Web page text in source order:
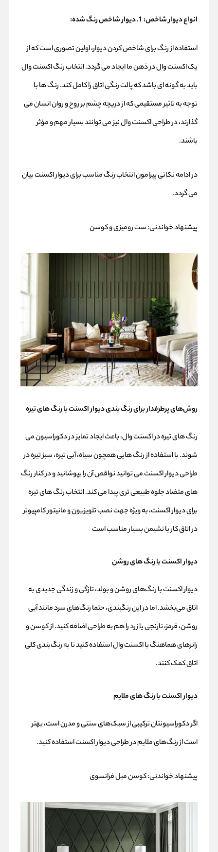
انواع دیوار شاخص:
استفاده از رنگ برای شاخص کردن دیوار، اولین تصوری است که از
یک اکسنت وال در ذهن ما ایجاد می گردد. انتخاب رنگ اکسنت وال
باید به گونه ای باشد که پالت رنگی اتاق را کامل کند. رنگ ها با
توجه به تاثیر مستقیمی که از دریچه چشم بر روح و روان انسان می
گذارند، در طراحی اکسنت وال نیز می توانند بسیار مهم و مؤثر
باشند.
در ادامه نکاتی پیرامون انتخاب رنگ مناسب برای دیوار اکسنت بیان
می گردد.
پیشنهاد خواندنی:ست رومیزی و کوسن
روش‌های پرطرفدار برای رنگ بندی دیوار اکسنت با رنگ های تیره
رنگ های تیره در اکسنت وال، باعث ایجاد تمایز در دکوراسیون می
شوند. با استفاده از رنگ هایی همچون سیاه، آبی تیره، سبز تیره در
طراحی دیوار اکسنت می توانید نواقص آن را بپوشانید و در کنار رنگ
های متضاد جلوه طبیعی تری پیدا می کند. انتخاب رنگ های تیره
برای دیوار اکسنت، به ویژه جهت نصب تلویزیون و مانیتور کامپیوتر
در اتاق کار یا نشیمن بسیار مناسب است
دیوار اکسنت با رنگ های روشن
دیوار اکسنت با رنگ‌های روشن و بولد، تازگی و زندگی جدیدی به
اتاق می‌بخشد. اما در این رنگبندی، حتما رنگ‌های سرد مانند آبی
روشن، قرمز، نارنجی یا زرد را هم به طراحی اضافه کنید. از کوسن و
رانرهای هماهنگ با اکسنت وال استفاده کنید تا به رنگ‌بندی کلی
اتاق کمک کنند.
دیوار اکسنت با رنگ های ملایم
اگر دکوراسیونتان ترکیبی از سبک‌های سنتی و مدرن است، بهتر
است از رنگ‌های ملایم در طراحی دیوار اکسنت استفاده کنید.
پیشنهاد خواندنی:کوسن مبل فرانسوی